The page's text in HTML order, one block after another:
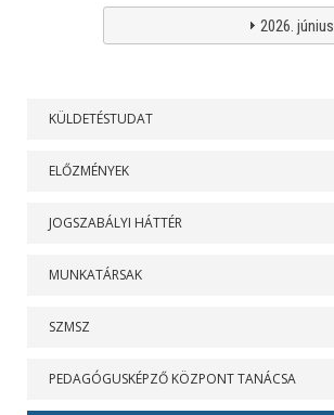
2026. június
KÜLDETÉSTUDAT
ELŐZMÉNYEK
JOGSZABÁLYI HÁTTÉR
MUNKATÁRSAK
SZMSZ
PEDAGÓGUSKÉPZŐ KÖZPONT TANÁCSA